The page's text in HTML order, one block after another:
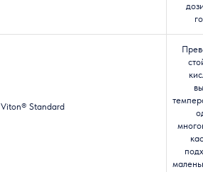
Viton® Standard